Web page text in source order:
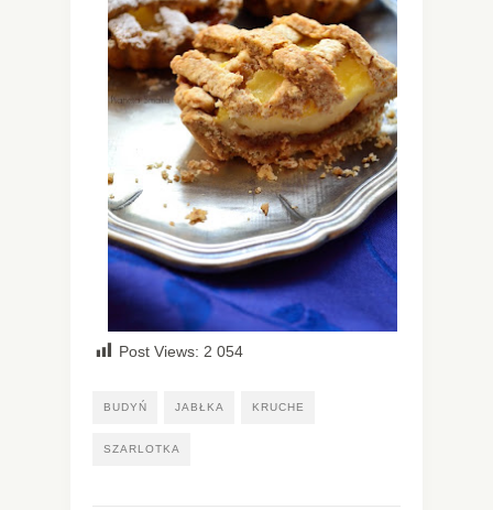
Post Views: 2 054
BUDYŃ JABŁKA KRUCHE
SZARLOTKA